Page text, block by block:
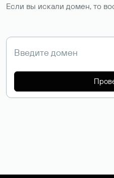
Если вы искали домен, то